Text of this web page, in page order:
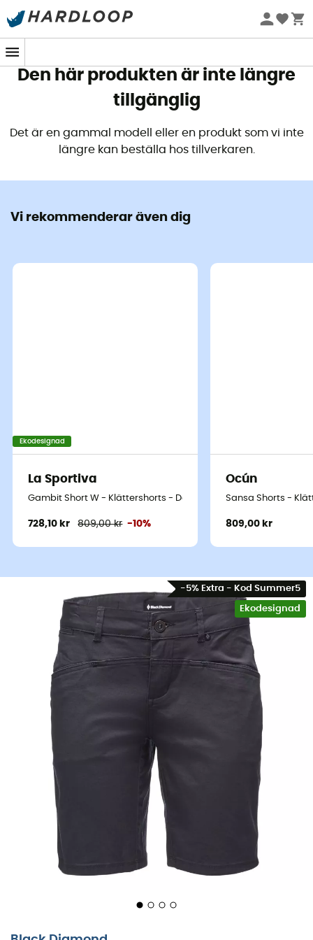
Sommarerbjudanden 🔥 -5 % EXTRA vid köp av 2 produkter*
Den här produkten är inte längre
tillgänglig
Det är en gammal modell eller en produkt som vi inte
längre kan beställa hos tillverkaren.
Vi rekommenderar även dig
Ekodesignad
La Sportiva
Gambit Short W - Klättershorts - Dam
728,10 kr 809,00 kr -10%
Ocún
Sansa Shorts -
809,00 kr
-5% Extra - Kod Summer5
Ekodesignad